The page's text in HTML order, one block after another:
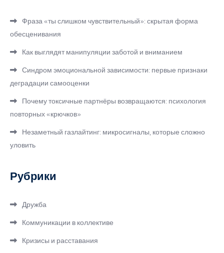
Фраза «ты слишком чувствительный»: скрытая форма
обесценивания
Как выглядят манипуляции заботой и вниманием
Синдром эмоциональной зависимости: первые признаки
деградации самооценки
Почему токсичные партнёры возвращаются: психология
повторных «крючков»
Незаметный газлайтинг: микросигналы, которые сложно
уловить
Рубрики
Дружба
Коммуникации в коллективе
Кризисы и расставания